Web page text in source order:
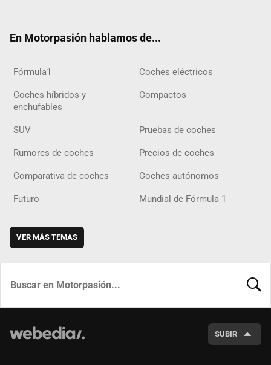
En Motorpasión hablamos de...
Fórmula1 Coches eléctricos
Coches híbridos y
enchufables
Compactos
SUV Pruebas de coches
Rumores de coches Precios de coches
Comparativa de coches Coches autónomos
Futuro Mundial de Fórmula 1
VER MÁS TEMAS
SUBIR